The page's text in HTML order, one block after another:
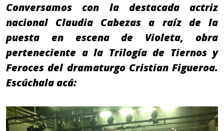
Conversamos con la destacada actriz
nacional Claudia Cabezas a raíz de la
puesta en escena de Violeta, obra
perteneciente a la Trilogía de Tiernos y
Feroces del dramaturgo Cristian Figueroa.
Escúchala acá: